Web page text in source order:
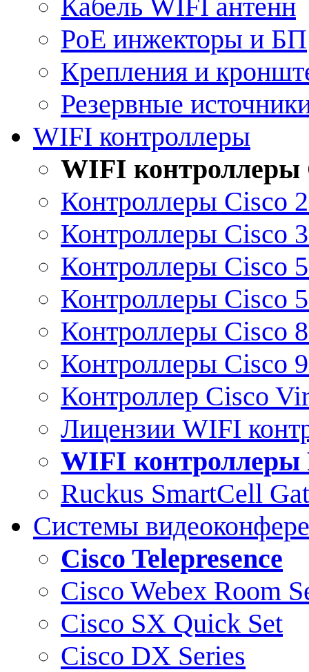
Кабель WIFI антенн
PoE инжекторы и БП
Крепления и
Резервные
WIFI контроллеры
WIFI контроллеры
Контроллеры Cisco
Контроллеры Cisco
Контроллеры Cisco
Контроллеры Cisco
Контроллеры Cisco
Контроллеры Cisco
Контроллер Cisco
Лицензии WIFI
WIFI контроллеры
Ruckus SmartCell
Системы
Cisco Telepresence
Cisco Webex Room
Cisco SX Quick Set
Cisco DX Series